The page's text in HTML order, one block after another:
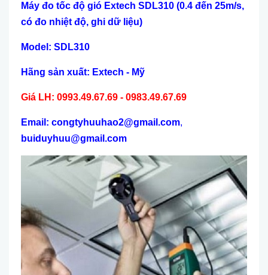
Máy đo tốc độ gió Extech SDL310 (0.4 đến 25m/s,
có đo nhiệt độ, ghi dữ liệu)
Model: SDL310
Hãng sản xuất: Extech - Mỹ
Giá LH: 0993.49.67.69 - 0983.49.67.69
Email: congtyhuuhao2@gmail.com,
buiduyhuu@gmail.com